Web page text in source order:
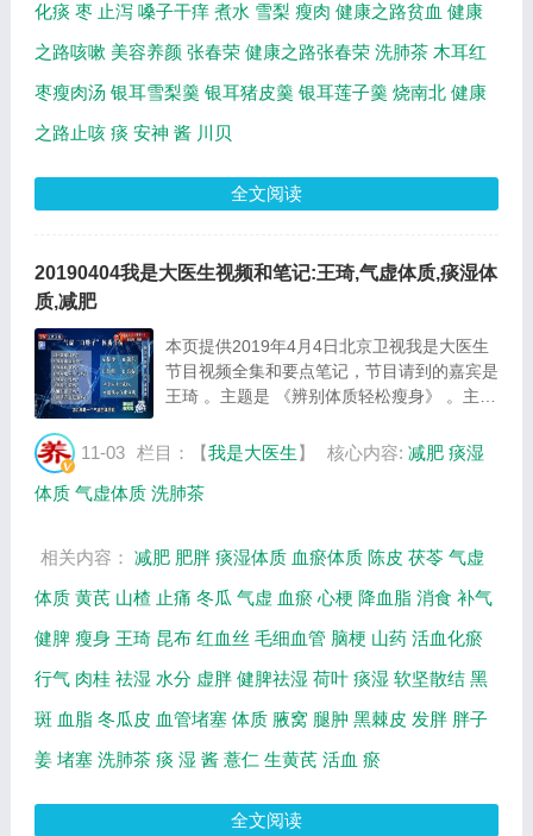
化痰 枣 止泻 嗓子干痒 煮水 雪梨 瘦肉 健康之路贫血 健康
之路咳嗽 美容养颜 张春荣 健康之路张春荣 洗肺茶 木耳红
枣瘦肉汤 银耳雪梨羹 银耳猪皮羹 银耳莲子羹 烧南北 健康
之路止咳 痰 安神 酱 川贝
全文阅读
20190404我是大医生视频和笔记:王琦,气虚体质,痰湿体
质,减肥
本页提供2019年4月4日北京卫视我是大医生
节目视频全集和要点笔记，节目请到的嘉宾是
王琦 。主题是 《辨别体质轻松瘦身》 。主要
网提供视频全集的在线观看和主要内容介绍
发...
11-03 栏目：【我是大医生】 核心内容: 减肥 痰湿
体质 气虚体质 洗肺茶
相关内容： 减肥 肥胖 痰湿体质 血瘀体质 陈皮 茯苓 气虚
体质 黄芪 山楂 止痛 冬瓜 气虚 血瘀 心梗 降血脂 消食 补气
健脾 瘦身 王琦 昆布 红血丝 毛细血管 脑梗 山药 活血化瘀
行气 肉桂 祛湿 水分 虚胖 健脾祛湿 荷叶 痰湿 软坚散结 黑
斑 血脂 冬瓜皮 血管堵塞 体质 腋窝 腿肿 黑棘皮 发胖 胖子
姜 堵塞 洗肺茶 痰 湿 酱 薏仁 生黄芪 活血 瘀
全文阅读